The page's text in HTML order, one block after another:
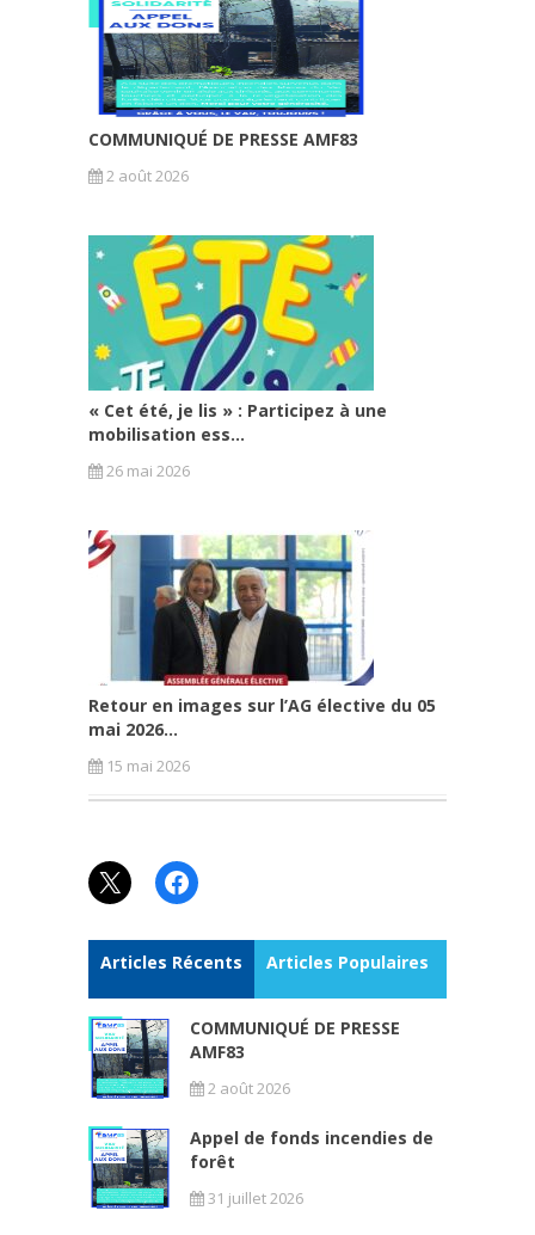
COMMUNIQUÉ DE PRESSE AMF83
2 août 2026
« Cet été, je lis » : Participez à une
mobilisation ess...
26 mai 2026
Retour en images sur l’AG élective du 05
mai 2026...
15 mai 2026
X Facebook
Articles Récents Articles Populaires
COMMUNIQUÉ DE PRESSE
AMF83
2 août 2026
Appel de fonds incendies de
forêt
31 juillet 2026